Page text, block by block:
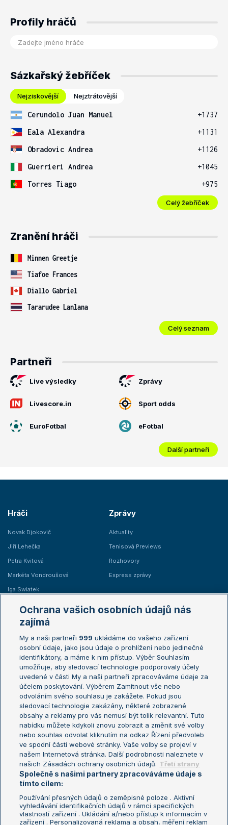
Profily hráčů
Sázkařský žebříček
Nejziskovější Nejztrátovější
Cerundolo Juan Manuel
+1737
Eala Alexandra
+1131
Obradovic Andrea
+1126
Guerrieri Andrea
+1045
Torres Tiago
+975
Celý žebříček
Zranění hráči
Minnen Greetje
Tiafoe Frances
Diallo Gabriel
Tararudee Lanlana
Celý seznam
Partneři
Live výsledky Zprávy
Livescore.in Sport odds
EuroFotbal eFotbal
Další partneři
Hráči
Novak Djokovič
Jiří Lehečka
Petra Kvitová
Markéta Vondroušová
Iga Swiatek
Zprávy
Aktuality
Tenisová Previews
Rozhovory
Express zprávy
Žebříčky
Žebříček ATP (muži)
Žebříček WTA (ženy)
Sázkařský žebříček
Australian Open
French Open
Wimbledon
US Open
Turnaj mistrů
Turnaj mistryň
Aktualní trendy
Fotbalové přestupy
Livesport Daily
LS Prague Open
Podmínky užití
Nastavení soukromí
Ochrana vašich osobních údajů nás
zajímá
My a naši partneři 999 ukládáme do vašeho zařízení
osobní údaje, jako jsou údaje o prohlížení nebo jedinečné
identifikátory, a máme k nim přístup. Výběr Souhlasím
umožňuje, aby sledovací technologie podporovaly účely
uvedené v části My a naši partneři zpracováváme údaje za
účelem poskytování. Výběrem Zamítnout vše nebo
odvoláním svého souhlasu je zakážete. Pokud jsou
sledovací technologie zakázány, některé zobrazené
obsahy a reklamy pro vás nemusí být tolik relevantní. Tuto
nabídku můžete kdykoli znovu zobrazit a změnit své volby
nebo souhlas odvolat kliknutím na odkaz Řízení předvoleb
ve spodní části webové stránky. Vaše volby se projeví v
našem Internetová stránka. Další podrobnosti naleznete v
našich Zásadách ochrany osobních údajů. Třetí strany
Společně s našimi partnery zpracováváme údaje s
tímto cílem:
Používání přesných údajů o zeměpisné poloze . Aktivní
vyhledávání identifikačních údajů v rámci specifických
vlastností zařízení . Ukládání a/nebo přístup k informacím v
zařízení . Personalizovaná reklama a obsah, měření reklam